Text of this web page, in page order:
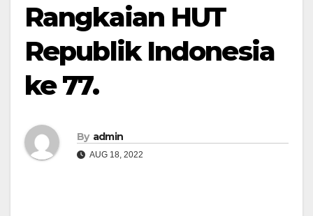
Rangkaian HUT
Republik Indonesia
ke 77.
By admin
AUG 18, 2022